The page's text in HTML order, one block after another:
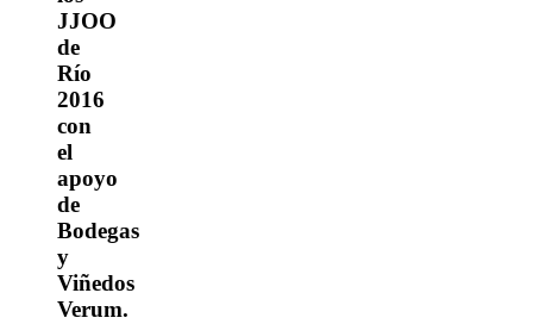
JJOO
de
Río
2016
con
el
apoyo
de
Bodegas
y
Viñedos
Verum.